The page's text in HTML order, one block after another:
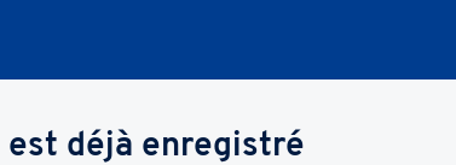
est déjà enregistré